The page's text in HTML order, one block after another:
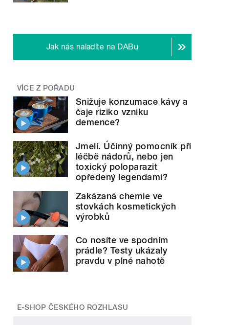
Jak nás naladíte na DABu
VÍCE Z POŘADU
Snižuje konzumace kávy a
čaje riziko vzniku
demence?
Jmelí. Účinný pomocník při
léčbě nádorů, nebo jen
toxický poloparazit
opředený legendami?
Zakázaná chemie ve
stovkách kosmetických
výrobků
Co nosíte ve spodním
prádle? Testy ukázaly
pravdu v plné nahotě
E-SHOP ČESKÉHO ROZHLASU